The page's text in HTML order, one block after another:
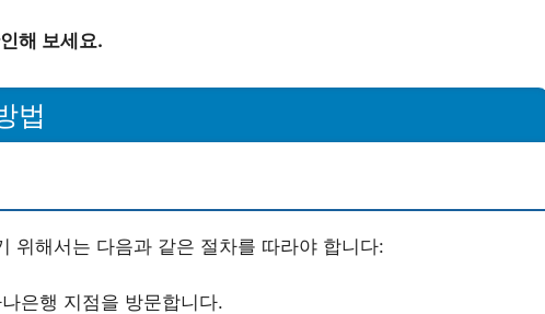
해 보세요.
법
위해서는 다음과 같은 절차를 따라야 합니다:
은행 지점을 방문합니다.